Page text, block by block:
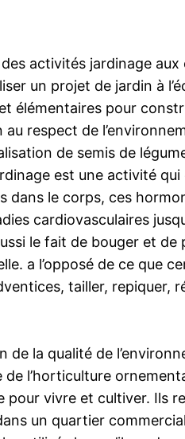
activités jardinage aux
un projet de jardin à
élémentaires pour
respect de
de semis de
est une activité
le corps, ces
cardiovasculaires
le fait de bouger et
a l’opposé de ce que
tailler, repiquer,
la qualité de
l’horticulture
vivre et cultiver. Ils
un quartier